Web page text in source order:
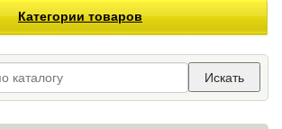
Категории товаров
Искать